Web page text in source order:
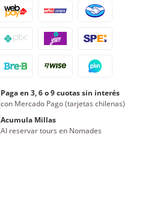
Paga en 3, 6 o 9 cuotas sin interés
con Mercado Pago (tarjetas chilenas)
Acumula Millas
Al reservar tours en Nomades
26 29
3 4 5